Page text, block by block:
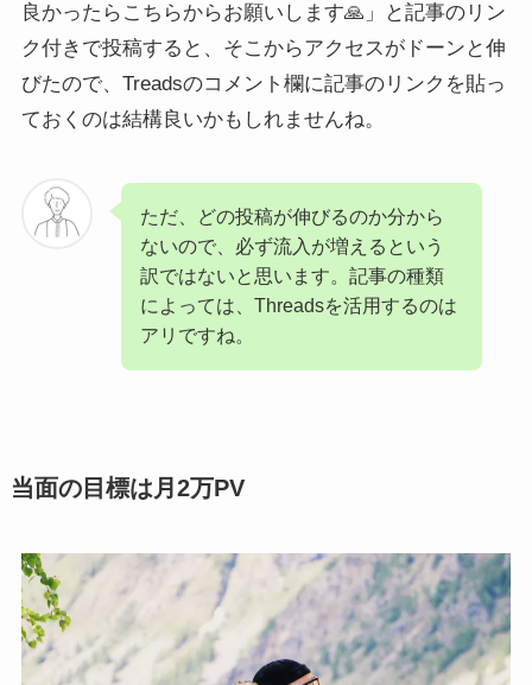
良かったらこちらからお願いします🙏」と記事のリン
ク付きで投稿すると、そこからアクセスがドーンと伸
びたので、Treadsのコメント欄に記事のリンクを貼っ
ておくのは結構良いかもしれませんね。
ただ、どの投稿が伸びるのか分から
ないので、必ず流入が増えるという
訳ではないと思います。記事の種類
によっては、Threadsを活用するのは
アリですね。
当面の目標は月2万PV